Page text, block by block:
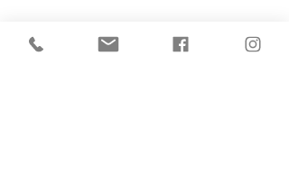
Proudly created by Corinne Namer